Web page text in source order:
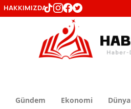
Gündem Ekonomi Dünya
HAKKIMIZDA